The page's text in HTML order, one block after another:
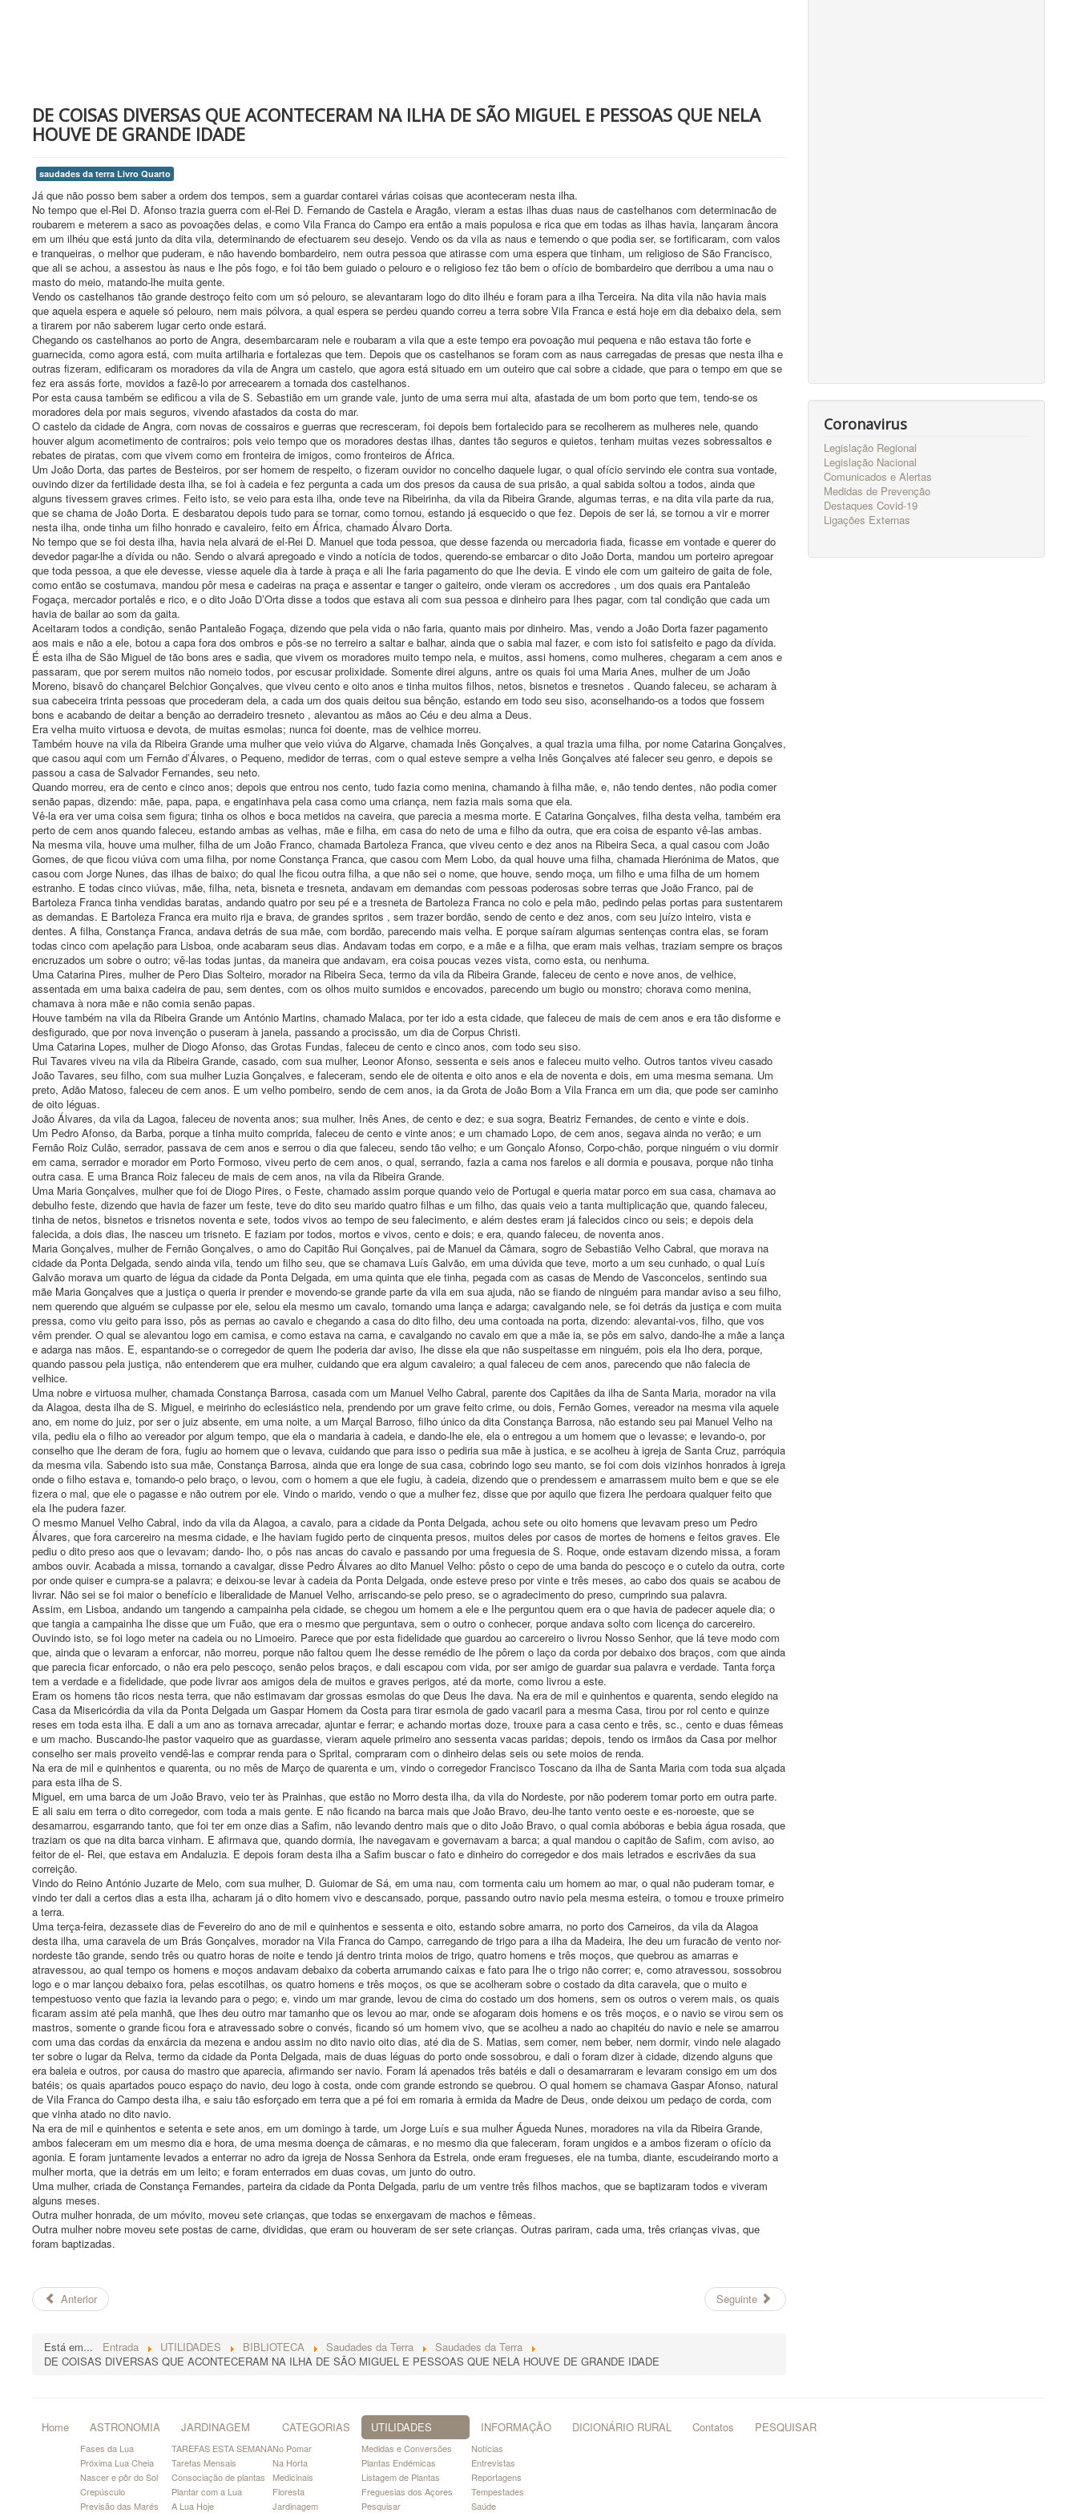
DE COISAS DIVERSAS QUE ACONTECERAM NA ILHA DE SÃO MIGUEL E PESSOAS QUE NELA
HOUVE DE GRANDE IDADE
saudades da terra Livro Quarto
Já que não posso bem saber a ordem dos tempos, sem a guardar contarei várias coisas que aconteceram nesta ilha.
No tempo que el-Rei D. Afonso trazia guerra com el-Rei D. Fernando de Castela e Aragão, vieram a estas ilhas duas naus de castelhanos com determinacão de
roubarem e meterem a saco as povoações delas, e como Vila Franca do Campo era então a mais populosa e rica que em todas as ilhas havia, lançaram âncora
em um ilhéu que está junto da dita vila, determinando de efectuarem seu desejo. Vendo os da vila as naus e temendo o que podia ser, se fortificaram, com valos
e tranqueiras, o melhor que puderam, e não havendo bombardeiro, nem outra pessoa que atirasse com uma espera que tinham, um religioso de São Francisco,
que ali se achou, a assestou às naus e Ihe pôs fogo, e foi tão bem guiado o pelouro e o religioso fez tão bem o ofício de bombardeiro que derribou a uma nau o
masto do meio, matando-lhe muita gente.
Vendo os castelhanos tão grande destroço feito com um só pelouro, se alevantaram logo do dito ilhéu e foram para a ilha Terceira. Na dita vila não havia mais
que aquela espera e aquele só pelouro, nem mais pólvora, a qual espera se perdeu quando correu a terra sobre Vila Franca e está hoje em dia debaixo dela, sem
a tirarem por não saberem lugar certo onde estará.
Chegando os castelhanos ao porto de Angra, desembarcaram nele e roubaram a vila que a este tempo era povoação mui pequena e não estava tão forte e
guarnecida, como agora está, com muita artilharia e fortalezas que tem. Depois que os castelhanos se foram com as naus carregadas de presas que nesta ilha e
outras fizeram, edificaram os moradores da vila de Angra um castelo, que agora está situado em um outeiro que cai sobre a cidade, que para o tempo em que se
fez era assás forte, movidos a fazê-lo por arrecearem a tornada dos castelhanos.
Por esta causa também se edificou a vila de S. Sebastião em um grande vale, junto de uma serra mui alta, afastada de um bom porto que tem, tendo-se os
moradores dela por mais seguros, vivendo afastados da costa do mar.
O castelo da cidade de Angra, com novas de cossairos e guerras que recresceram, foi depois bem fortalecido para se recolherem as mulheres nele, quando
houver algum acometimento de contrairos; pois veio tempo que os moradores destas ilhas, dantes tão seguros e quietos, tenham muitas vezes sobressaltos e
rebates de piratas, com que vivem como em fronteira de imigos, como fronteiros de África.
Um João Dorta, das partes de Besteiros, por ser homem de respeito, o fizeram ouvidor no concelho daquele lugar, o qual ofício servindo ele contra sua vontade,
ouvindo dizer da fertilidade desta ilha, se foi à cadeia e fez pergunta a cada um dos presos da causa de sua prisão, a qual sabida soltou a todos, ainda que
alguns tivessem graves crimes. Feito isto, se veio para esta ilha, onde teve na Ribeirinha, da vila da Ribeira Grande, algumas terras, e na dita vila parte da rua,
que se chama de João Dorta. E desbaratou depois tudo para se tornar, como tornou, estando já esquecido o que fez. Depois de ser lá, se tornou a vir e morrer
nesta ilha, onde tinha um filho honrado e cavaleiro, feito em África, chamado Álvaro Dorta.
No tempo que se foi desta ilha, havia nela alvará de el-Rei D. Manuel que toda pessoa, que desse fazenda ou mercadoria fiada, ficasse em vontade e querer do
devedor pagar-lhe a dívida ou não. Sendo o alvará apregoado e vindo a notícia de todos, querendo-se embarcar o dito João Dorta, mandou um porteiro apregoar
que toda pessoa, a que ele devesse, viesse aquele dia à tarde à praça e ali Ihe faria pagamento do que Ihe devia. E vindo ele com um gaiteiro de gaita de fole,
como então se costumava, mandou pôr mesa e cadeiras na praça e assentar e tanger o gaiteiro, onde vieram os accredores , um dos quais era Pantaleão
Fogaça, mercador portalês e rico, e o dito João D’Orta disse a todos que estava ali com sua pessoa e dinheiro para Ihes pagar, com tal condição que cada um
havia de bailar ao som da gaita.
Aceitaram todos a condição, senão Pantaleão Fogaça, dizendo que pela vida o não faria, quanto mais por dinheiro. Mas, vendo a João Dorta fazer pagamento
aos mais e não a ele, botou a capa fora dos ombros e pôs-se no terreiro a saltar e balhar, ainda que o sabia mal fazer, e com isto foi satisfeito e pago da dívida.
É esta ilha de São Miguel de tão bons ares e sadia, que vivem os moradores muito tempo nela, e muitos, assi homens, como mulheres, chegaram a cem anos e
passaram, que por serem muitos não nomeio todos, por escusar prolixidade. Somente direi alguns, antre os quais foi uma Maria Anes, mulher de um João
Moreno, bisavô do chançarel Belchior Gonçalves, que viveu cento e oito anos e tinha muitos filhos, netos, bisnetos e tresnetos . Quando faleceu, se acharam à
sua cabeceira trinta pessoas que procederam dela, a cada um dos quais deitou sua bênção, estando em todo seu siso, aconselhando-os a todos que fossem
bons e acabando de deitar a benção ao derradeiro tresneto , alevantou as mãos ao Céu e deu alma a Deus.
Era velha muito virtuosa e devota, de muitas esmolas; nunca foi doente, mas de velhice morreu.
Também houve na vila da Ribeira Grande uma mulher que veio viúva do Algarve, chamada Inês Gonçalves, a qual trazia uma filha, por nome Catarina Gonçalves,
que casou aqui com um Fernão d’Álvares, o Pequeno, medidor de terras, com o qual esteve sempre a velha Inês Gonçalves até falecer seu genro, e depois se
passou a casa de Salvador Fernandes, seu neto.
Quando morreu, era de cento e cinco anos; depois que entrou nos cento, tudo fazia como menina, chamando à filha mãe, e, não tendo dentes, não podia comer
senão papas, dizendo: mãe, papa, papa, e engatinhava pela casa como uma criança, nem fazia mais soma que ela.
Vê-la era ver uma coisa sem figura; tinha os olhos e boca metidos na caveira, que parecia a mesma morte. E Catarina Gonçalves, filha desta velha, também era
perto de cem anos quando faleceu, estando ambas as velhas, mãe e filha, em casa do neto de uma e filho da outra, que era coisa de espanto vê-las ambas.
Na mesma vila, houve uma mulher, filha de um João Franco, chamada Bartoleza Franca, que viveu cento e dez anos na Ribeira Seca, a qual casou com João
Gomes, de que ficou viúva com uma filha, por nome Constança Franca, que casou com Mem Lobo, da qual houve uma filha, chamada Hierónima de Matos, que
casou com Jorge Nunes, das ilhas de baixo; do qual Ihe ficou outra filha, a que não sei o nome, que houve, sendo moça, um filho e uma filha de um homem
estranho. E todas cinco viúvas, mãe, filha, neta, bisneta e tresneta, andavam em demandas com pessoas poderosas sobre terras que João Franco, pai de
Bartoleza Franca tinha vendidas baratas, andando quatro por seu pé e a tresneta de Bartoleza Franca no colo e pela mão, pedindo pelas portas para sustentarem
as demandas. E Bartoleza Franca era muito rija e brava, de grandes spritos , sem trazer bordão, sendo de cento e dez anos, com seu juízo inteiro, vista e
dentes. A filha, Constança Franca, andava detrás de sua mãe, com bordão, parecendo mais velha. E porque saíram algumas sentenças contra elas, se foram
todas cinco com apelação para Lisboa, onde acabaram seus dias. Andavam todas em corpo, e a mãe e a filha, que eram mais velhas, traziam sempre os braços
encruzados um sobre o outro; vê-las todas juntas, da maneira que andavam, era coisa poucas vezes vista, como esta, ou nenhuma.
Uma Catarina Pires, mulher de Pero Dias Solteiro, morador na Ribeira Seca, termo da vila da Ribeira Grande, faleceu de cento e nove anos, de velhice,
assentada em uma baixa cadeira de pau, sem dentes, com os olhos muito sumidos e encovados, parecendo um bugio ou monstro; chorava como menina,
chamava à nora mãe e não comia senão papas.
Houve também na vila da Ribeira Grande um António Martins, chamado Malaca, por ter ido a esta cidade, que faleceu de mais de cem anos e era tão disforme e
desfigurado, que por nova invenção o puseram à janela, passando a procissão, um dia de Corpus Christi.
Uma Catarina Lopes, mulher de Diogo Afonso, das Grotas Fundas, faleceu de cento e cinco anos, com todo seu siso.
Rui Tavares viveu na vila da Ribeira Grande, casado, com sua mulher, Leonor Afonso, sessenta e seis anos e faleceu muito velho. Outros tantos viveu casado
João Tavares, seu filho, com sua mulher Luzia Gonçalves, e faleceram, sendo ele de oitenta e oito anos e ela de noventa e dois, em uma mesma semana. Um
preto, Adão Matoso, faleceu de cem anos. E um velho pombeiro, sendo de cem anos, ia da Grota de João Bom a Vila Franca em um dia, que pode ser caminho
de oito léguas.
João Álvares, da vila da Lagoa, faleceu de noventa anos; sua mulher, Inês Anes, de cento e dez; e sua sogra, Beatriz Fernandes, de cento e vinte e dois.
Um Pedro Afonso, da Barba, porque a tinha muito comprida, faleceu de cento e vinte anos; e um chamado Lopo, de cem anos, segava ainda no verão; e um
Fernão Roiz Culão, serrador, passava de cem anos e serrou o dia que faleceu, sendo tão velho; e um Gonçalo Afonso, Corpo-chão, porque ninguém o viu dormir
em cama, serrador e morador em Porto Formoso, viveu perto de cem anos, o qual, serrando, fazia a cama nos farelos e ali dormia e pousava, porque não tinha
outra casa. E uma Branca Roiz faleceu de mais de cem anos, na vila da Ribeira Grande.
Uma Maria Gonçalves, mulher que foi de Diogo Pires, o Feste, chamado assim porque quando veio de Portugal e queria matar porco em sua casa, chamava ao
debulho feste, dizendo que havia de fazer um feste, teve do dito seu marido quatro filhas e um filho, das quais veio a tanta multiplicação que, quando faleceu,
tinha de netos, bisnetos e trisnetos noventa e sete, todos vivos ao tempo de seu falecimento, e além destes eram já falecidos cinco ou seis; e depois dela
falecida, a dois dias, Ihe nasceu um trisneto. E faziam por todos, mortos e vivos, cento e dois; e era, quando faleceu, de noventa anos.
Maria Gonçalves, mulher de Fernão Gonçalves, o amo do Capitão Rui Gonçalves, pai de Manuel da Câmara, sogro de Sebastião Velho Cabral, que morava na
cidade da Ponta Delgada, sendo ainda vila, tendo um filho seu, que se chamava Luís Galvão, em uma dúvida que teve, morto a um seu cunhado, o qual Luís
Galvão morava um quarto de légua da cidade da Ponta Delgada, em uma quinta que ele tinha, pegada com as casas de Mendo de Vasconcelos, sentindo sua
mãe Maria Gonçalves que a justiça o queria ir prender e movendo-se grande parte da vila em sua ajuda, não se fiando de ninguém para mandar aviso a seu filho,
nem querendo que alguém se culpasse por ele, selou ela mesmo um cavalo, tomando uma lança e adarga; cavalgando nele, se foi detrás da justiça e com muita
pressa, como viu geito para isso, pôs as pernas ao cavalo e chegando a casa do dito filho, deu uma contoada na porta, dizendo: alevantai-vos, filho, que vos
vêm prender. O qual se alevantou logo em camisa, e como estava na cama, e cavalgando no cavalo em que a mãe ia, se pôs em salvo, dando-lhe a mãe a lança
e adarga nas mãos. E, espantando-se o corregedor de quem Ihe poderia dar aviso, Ihe disse ela que não suspeitasse em ninguém, pois ela Iho dera, porque,
quando passou pela justiça, não entenderem que era mulher, cuidando que era algum cavaleiro; a qual faleceu de cem anos, parecendo que não falecia de
velhice.
Uma nobre e virtuosa mulher, chamada Constança Barrosa, casada com um Manuel Velho Cabral, parente dos Capitães da ilha de Santa Maria, morador na vila
da Alagoa, desta ilha de S. Miguel, e meirinho do eclesiástico nela, prendendo por um grave feito crime, ou dois, Fernão Gomes, vereador na mesma vila aquele
ano, em nome do juiz, por ser o juiz absente, em uma noite, a um Marçal Barroso, filho único da dita Constança Barrosa, não estando seu pai Manuel Velho na
vila, pediu ela o filho ao vereador por algum tempo, que ela o mandaria à cadeia, e dando-lhe ele, ela o entregou a um homem que o levasse; e levando-o, por
conselho que Ihe deram de fora, fugiu ao homem que o levava, cuidando que para isso o pediria sua mãe à justica, e se acolheu à igreja de Santa Cruz, parróquia
da mesma vila. Sabendo isto sua mãe, Constança Barrosa, ainda que era longe de sua casa, cobrindo logo seu manto, se foi com dois vizinhos honrados à igreja
onde o filho estava e, tomando-o pelo braço, o levou, com o homem a que ele fugiu, à cadeia, dizendo que o prendessem e amarrassem muito bem e que se ele
fizera o mal, que ele o pagasse e não outrem por ele. Vindo o marido, vendo o que a mulher fez, disse que por aquilo que fizera Ihe perdoara qualquer feito que
ela Ihe pudera fazer.
O mesmo Manuel Velho Cabral, indo da vila da Alagoa, a cavalo, para a cidade da Ponta Delgada, achou sete ou oito homens que levavam preso um Pedro
Álvares, que fora carcereiro na mesma cidade, e Ihe haviam fugido perto de cinquenta presos, muitos deles por casos de mortes de homens e feitos graves. Ele
pediu o dito preso aos que o levavam; dando- lho, o pôs nas ancas do cavalo e passando por uma freguesia de S. Roque, onde estavam dizendo missa, a foram
ambos ouvir. Acabada a missa, tornando a cavalgar, disse Pedro Álvares ao dito Manuel Velho: pôsto o cepo de uma banda do pescoço e o cutelo da outra, corte
por onde quiser e cumpra-se a palavra; e deixou-se levar à cadeia da Ponta Delgada, onde esteve preso por vinte e três meses, ao cabo dos quais se acabou de
livrar. Não sei se foi maior o benefício e liberalidade de Manuel Velho, arriscando-se pelo preso, se o agradecimento do preso, cumprindo sua palavra.
Assim, em Lisboa, andando um tangendo a campainha pela cidade, se chegou um homem a ele e Ihe perguntou quem era o que havia de padecer aquele dia; o
que tangia a campainha Ihe disse que um Fuão, que era o mesmo que perguntava, sem o outro o conhecer, porque andava solto com licença do carcereiro.
Ouvindo isto, se foi logo meter na cadeia ou no Limoeiro. Parece que por esta fidelidade que guardou ao carcereiro o livrou Nosso Senhor, que lá teve modo com
que, ainda que o levaram a enforcar, não morreu, porque não faltou quem Ihe desse remédio de Ihe pôrem o laço da corda por debaixo dos braços, com que ainda
que parecia ficar enforcado, o não era pelo pescoço, senão pelos braços, e dali escapou com vida, por ser amigo de guardar sua palavra e verdade. Tanta força
tem a verdade e a fidelidade, que pode livrar aos amigos dela de muitos e graves perigos, até da morte, como livrou a este.
Eram os homens tão ricos nesta terra, que não estimavam dar grossas esmolas do que Deus Ihe dava. Na era de mil e quinhentos e quarenta, sendo elegido na
Casa da Misericórdia da vila da Ponta Delgada um Gaspar Homem da Costa para tirar esmola de gado vacaril para a mesma Casa, tirou por rol cento e quinze
reses em toda esta ilha. E dali a um ano as tornava arrecadar, ajuntar e ferrar; e achando mortas doze, trouxe para a casa cento e três, sc., cento e duas fêmeas
e um macho. Buscando-lhe pastor vaqueiro que as guardasse, vieram aquele primeiro ano sessenta vacas paridas; depois, tendo os irmãos da Casa por melhor
conselho ser mais proveito vendê-las e comprar renda para o Sprital, compraram com o dinheiro delas seis ou sete moios de renda.
Na era de mil e quinhentos e quarenta, ou no mês de Março de quarenta e um, vindo o corregedor Francisco Toscano da ilha de Santa Maria com toda sua alçada
para esta ilha de S.
Miguel, em uma barca de um João Bravo, veio ter às Prainhas, que estão no Morro desta ilha, da vila do Nordeste, por não poderem tomar porto em outra parte.
E ali saiu em terra o dito corregedor, com toda a mais gente. E não ficando na barca mais que João Bravo, deu-lhe tanto vento oeste e es-noroeste, que se
desamarrou, esgarrando tanto, que foi ter em onze dias a Safim, não levando dentro mais que o dito João Bravo, o qual comia abóboras e bebia água rosada, que
traziam os que na dita barca vinham. E afirmava que, quando dormia, Ihe navegavam e governavam a barca; a qual mandou o capitão de Safim, com aviso, ao
feitor de el- Rei, que estava em Andaluzia. E depois foram desta ilha a Safim buscar o fato e dinheiro do corregedor e dos mais letrados e escrivães da sua
correição.
Vindo do Reino António Juzarte de Melo, com sua mulher, D. Guiomar de Sá, em uma nau, com tormenta caiu um homem ao mar, o qual não puderam tomar, e
vindo ter dali a certos dias a esta ilha, acharam já o dito homem vivo e descansado, porque, passando outro navio pela mesma esteira, o tomou e trouxe primeiro
a terra.
Uma terça-feira, dezassete dias de Fevereiro do ano de mil e quinhentos e sessenta e oito, estando sobre amarra, no porto dos Carneiros, da vila da Alagoa
desta ilha, uma caravela de um Brás Gonçalves, morador na Vila Franca do Campo, carregando de trigo para a ilha da Madeira, Ihe deu um furacão de vento nor-
nordeste tão grande, sendo três ou quatro horas de noite e tendo já dentro trinta moios de trigo, quatro homens e três moços, que quebrou as amarras e
atravessou, ao qual tempo os homens e moços andavam debaixo da coberta arrumando caixas e fato para Ihe o trigo não correr; e, como atravessou, sossobrou
logo e o mar lançou debaixo fora, pelas escotilhas, os quatro homens e três moços, os que se acolheram sobre o costado da dita caravela, que o muito e
tempestuoso vento que fazia ia levando para o pego; e, vindo um mar grande, levou de cima do costado um dos homens, sem os outros o verem mais, os quais
ficaram assim até pela manhã, que Ihes deu outro mar tamanho que os levou ao mar, onde se afogaram dois homens e os três moços, e o navio se virou sem os
mastros, somente o grande ficou fora e atravessado sobre o convés, ficando só um homem vivo, que se acolheu a nado ao chapitéu do navio e nele se amarrou
com uma das cordas da enxárcia da mezena e andou assim no dito navio oito dias, até dia de S. Matias, sem comer, nem beber, nem dormir, vindo nele alagado
ter sobre o lugar da Relva, termo da cidade da Ponta Delgada, mais de duas léguas do porto onde sossobrou, e dali o foram dizer à cidade, dizendo alguns que
era baleia e outros, por causa do mastro que aparecia, afirmando ser navio. Foram lá apenados três batéis e dali o desamarraram e levaram consigo em um dos
batéis; os quais apartados pouco espaço do navio, deu logo à costa, onde com grande estrondo se quebrou. O qual homem se chamava Gaspar Afonso, natural
de Vila Franca do Campo desta ilha, e saiu tão esforçado em terra que a pé foi em romaria à ermida da Madre de Deus, onde deixou um pedaço de corda, com
que vinha atado no dito navio.
Na era de mil e quinhentos e setenta e sete anos, em um domingo à tarde, um Jorge Luís e sua mulher Águeda Nunes, moradores na vila da Ribeira Grande,
ambos faleceram em um mesmo dia e hora, de uma mesma doença de câmaras, e no mesmo dia que faleceram, foram ungidos e a ambos fizeram o ofício da
agonia. E foram juntamente levados a enterrar no adro da igreja de Nossa Senhora da Estrela, onde eram fregueses, ele na tumba, diante, escudeirando morto a
mulher morta, que ia detrás em um leito; e foram enterrados em duas covas, um junto do outro.
Uma mulher, criada de Constança Fernandes, parteira da cidade da Ponta Delgada, pariu de um ventre três filhos machos, que se baptizaram todos e viveram
alguns meses.
Outra mulher honrada, de um móvito, moveu sete crianças, que todas se enxergavam de machos e fêmeas.
Outra mulher nobre moveu sete postas de carne, divididas, que eram ou houveram de ser sete crianças. Outras pariram, cada uma, três crianças vivas, que
foram baptizadas.
Anterior Seguinte
Está em... Entrada UTILIDADES BIBLIOTECA Saudades da Terra
Saudades da Terra
DE COISAS DIVERSAS QUE ACONTECERAM NA ILHA DE SÃO MIGUEL E PESSOAS QUE NELA HOUVE DE GRANDE IDADE
Coronavirus
Legislação Regional
Legislação Nacional
Comunicados e Alertas
Medidas de Prevenção
Destaques Covid-19
Ligações Externas
Home ASTRONOMIA
Fases da Lua
Próxima Lua Cheia
Nascer e pôr do Sol
Crepúsculo
Previsão das Marés
JARDINAGEM
TAREFAS ESTA SEMANA
Tarefas Mensais
Consociação de plantas
Plantar com a Lua
A Lua Hoje
CATEGORIAS
No Pomar
Na Horta
Medicinais
Floresta
Jardinagem
UTILIDADES
Medidas e Conversões
Plantas Endémicas
Listagem de Plantas
Freguesias dos Açores
Pesquisar
INFORMAÇÃO
Notícias
Entrevistas
Reportagens
Tempestades
Saúde
DICIONÁRIO RURAL Contatos PESQUISAR